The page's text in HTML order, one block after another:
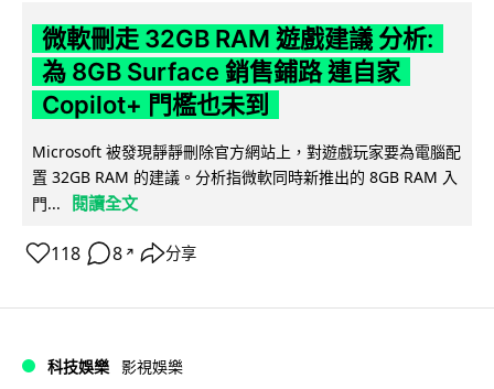
微軟刪走 32GB RAM 遊戲建議 分析:
為 8GB Surface 銷售鋪路 連自家
Copilot+ 門檻也未到
Microsoft 被發現靜靜刪除官方網站上，對遊戲玩家要為電腦配
置 32GB RAM 的建議。分析指微軟同時新推出的 8GB RAM 入
門...
閱讀全文
118 8 ↗ 分享
科技娛樂 影視娛樂